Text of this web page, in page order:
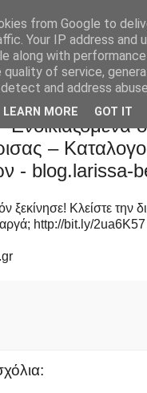
Ενοικιαζομενα
–
- blog.larissa-
ξεκίνησε! Κλείστε την
αργά; http://bit.ly/2ua6K57
from Google to
Your IP address and
along with
of service,
and address
LEARN MORE GOT IT